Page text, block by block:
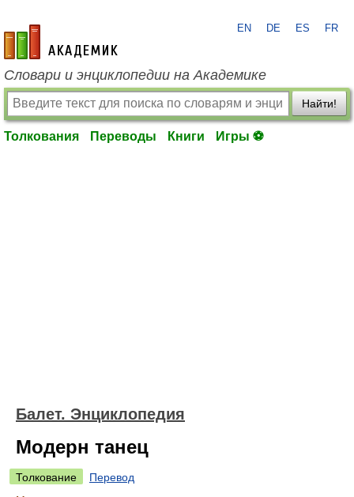
academic.ru
EN DE ES FR
Словари и энциклопедии на Академике
Найти!
Толкования Переводы Книги Игры ⚽
Балет. Энциклопедия
Модерн танец
Толкование
Перевод